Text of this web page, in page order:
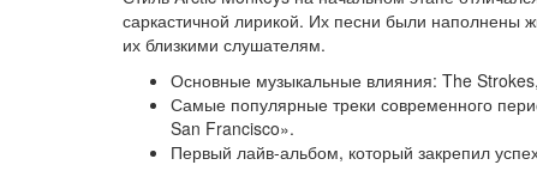
саркастичной лирикой. Их песни были наполнены
их близкими слушателям.
Основные музыкальные влияния: The
Самые популярные треки современного
San Francisco».
Первый лайв-альбом, который закрепил